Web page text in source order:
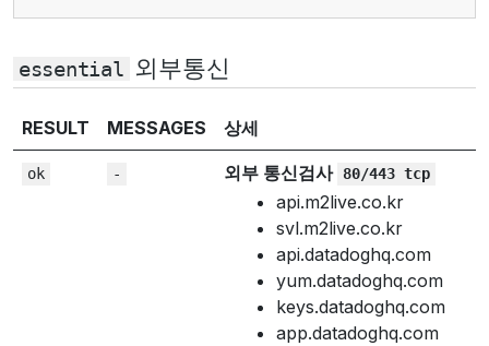
essential 외부통신
RESULT MESSAGES 상세
ok - 외부 통신검사 80/443 tcp
api.m2live.co.kr
svl.m2live.co.kr
api.datadoghq.com
yum.datadoghq.com
keys.datadoghq.com
app.datadoghq.com